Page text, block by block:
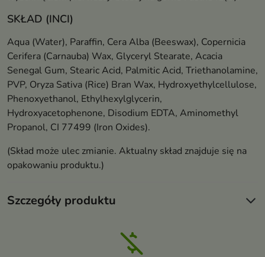
SKŁAD (INCI)
Aqua (Water), Paraffin, Cera Alba (Beeswax), Copernicia
Cerifera (Carnauba) Wax, Glyceryl Stearate, Acacia
Senegal Gum, Stearic Acid, Palmitic Acid, Triethanolamine,
PVP, Oryza Sativa (Rice) Bran Wax, Hydroxyethylcellulose,
Phenoxyethanol, Ethylhexylglycerin,
Hydroxyacetophenone, Disodium EDTA, Aminomethyl
Propanol, CI 77499 (Iron Oxides).
(Skład może ulec zmianie. Aktualny skład znajduje się na
opakowaniu produktu.)
Szczegóły produktu